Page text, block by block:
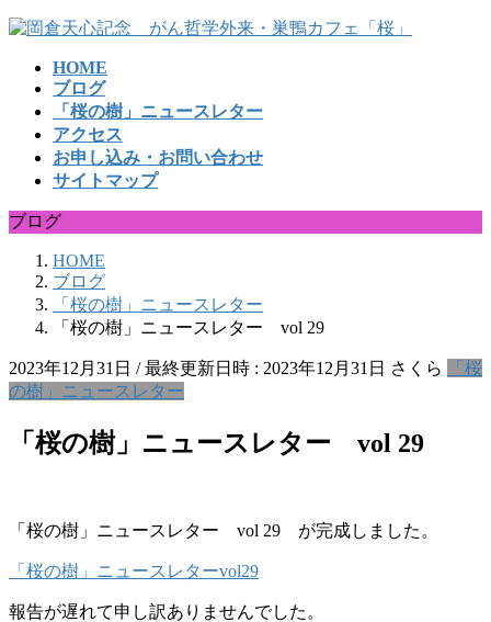
コ
ッ
プ
ナ
移
動
HOME
ブログ
「桜の樹」ニュースレター
アクセス
お申し込み・お問い合わせ
サイトマップ
ブログ
HOME
ブログ
「桜の樹」ニュースレター
「桜の樹」ニュースレター vol 29
2023年12月31日 / 最終更新日時 : 2023年12月31日 さくら
「桜
の樹」ニュースレター
「桜の樹」ニュースレター vol 29
「桜の樹」ニュースレター vol 29 が完成しました。
「桜の樹」ニュースレターvol29
報告が遅れて申し訳ありませんでした。